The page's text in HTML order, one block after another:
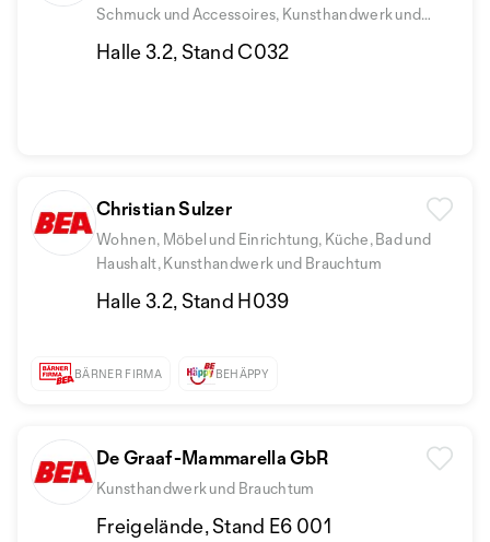
Schmuck und Accessoires, Kunsthandwerk und
Halle 3.2, Stand C032
Christian Sulzer
Wohnen, Möbel und Einrichtung, Küche, Bad und
Haushalt, Kunsthandwerk und Brauchtum
Halle 3.2, Stand H039
BÄRNER FIRMA BEHÄPPY
De Graaf-Mammarella GbR
Kunsthandwerk und Brauchtum
Freigelände, Stand E6 001